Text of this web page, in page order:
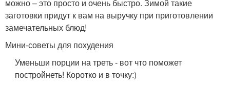
можно – это просто и очень быстро. Зимой такие
заготовки придут к вам на выручку при приготовлении
замечательных блюд!
Мини-советы для похудения
Уменьши порции на треть - вот что поможет
постройнеть! Коротко и в точку:)